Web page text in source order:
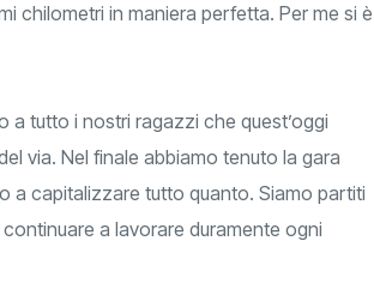
chilometri in maniera perfetta. Per me si è
a tutto i nostri ragazzi che quest’oggi
via. Nel finale abbiamo tenuto la gara
a capitalizzare tutto quanto. Siamo partiti
a lavorare duramente ogni